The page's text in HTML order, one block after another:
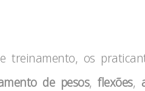
treinamento, os
de pesos, flexões,